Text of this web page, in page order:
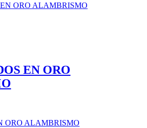
EN ORO
ORO ALAMBRISMO